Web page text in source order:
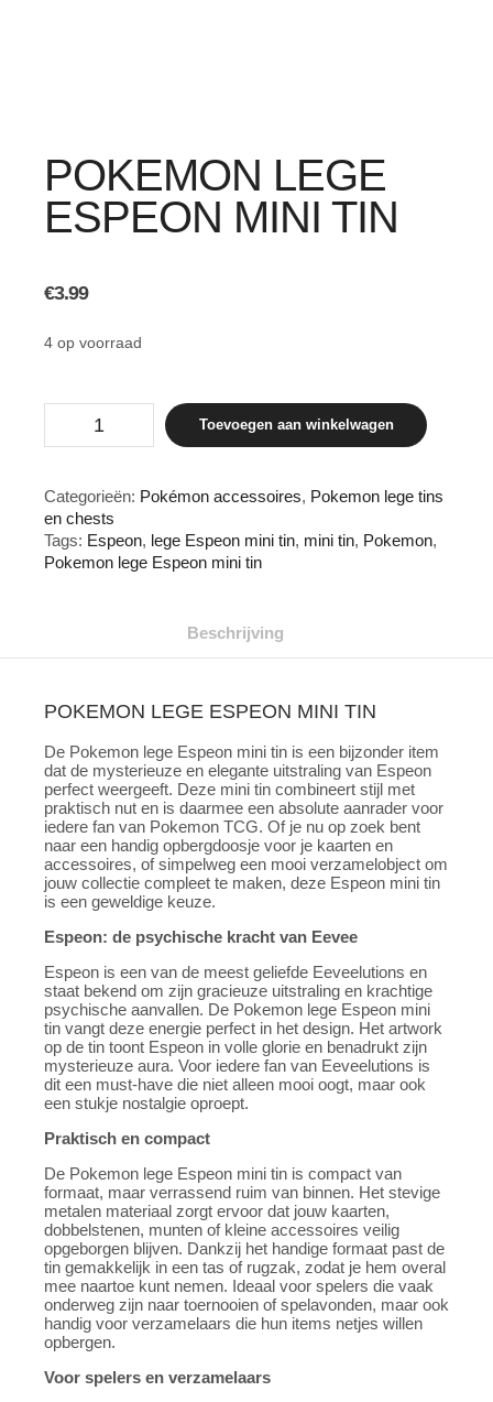
POKEMON LEGE
ESPEON MINI TIN
€3.99
4 op voorraad
Espeon
tin
aantal
Toevoegen aan winkelwagen
Categorieën: Pokémon accessoires, Pokemon lege tins
en chests
Tags: Espeon, lege Espeon mini tin, mini tin, Pokemon,
Pokemon lege Espeon mini tin
Beschrijving
POKEMON LEGE ESPEON MINI TIN
De Pokemon lege Espeon mini tin is een bijzonder item
dat de mysterieuze en elegante uitstraling van Espeon
perfect weergeeft. Deze mini tin combineert stijl met
praktisch nut en is daarmee een absolute aanrader voor
iedere fan van Pokemon TCG. Of je nu op zoek bent
naar een handig opbergdoosje voor je kaarten en
accessoires, of simpelweg een mooi verzamelobject om
jouw collectie compleet te maken, deze Espeon mini tin
is een geweldige keuze.
Espeon: de psychische kracht van Eevee
Espeon is een van de meest geliefde Eeveelutions en
staat bekend om zijn gracieuze uitstraling en krachtige
psychische aanvallen. De Pokemon lege Espeon mini
tin vangt deze energie perfect in het design. Het artwork
op de tin toont Espeon in volle glorie en benadrukt zijn
mysterieuze aura. Voor iedere fan van Eeveelutions is
dit een must-have die niet alleen mooi oogt, maar ook
een stukje nostalgie oproept.
Praktisch en compact
De Pokemon lege Espeon mini tin is compact van
formaat, maar verrassend ruim van binnen. Het stevige
metalen materiaal zorgt ervoor dat jouw kaarten,
dobbelstenen, munten of kleine accessoires veilig
opgeborgen blijven. Dankzij het handige formaat past de
tin gemakkelijk in een tas of rugzak, zodat je hem overal
mee naartoe kunt nemen. Ideaal voor spelers die vaak
onderweg zijn naar toernooien of spelavonden, maar ook
handig voor verzamelaars die hun items netjes willen
opbergen.
Voor spelers en verzamelaars